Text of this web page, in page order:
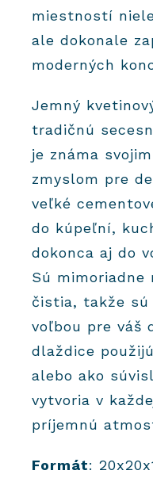
miestností
ale dokonale
moderných
Jemný
tradičnú
je známa
zmyslom pre
veľké
do kúpeľní,
dokonca aj do
Sú
čistia, takže sú
voľbou pre váš
dlaždice
alebo ako
vytvoria v
príjemnú
Formát: